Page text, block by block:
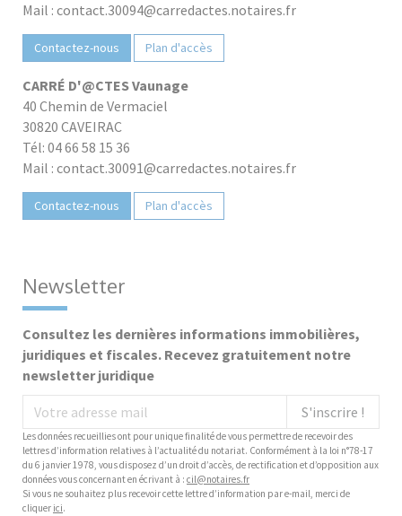
Mail : contact.30094@carredactes.notaires.fr
Contactez-nous Plan d'accès
CARRÉ D'@CTES Vaunage
40 Chemin de Vermaciel
30820 CAVEIRAC
Tél: 04 66 58 15 36
Mail : contact.30091@carredactes.notaires.fr
Contactez-nous Plan d'accès
Newsletter
Consultez les dernières informations immobilières,
juridiques et fiscales. Recevez gratuitement notre
newsletter juridique
S'inscrire !
Les données recueillies ont pour unique finalité de vous permettre de recevoir des
lettres d’information relatives à l’actualité du notariat. Conformément à la loi n°78-17
du 6 janvier 1978, vous disposez d’un droit d’accès, de rectification et d’opposition aux
données vous concernant en écrivant à : cil@notaires.fr
Si vous ne souhaitez plus recevoir cette lettre d’information par e-mail, merci de
cliquer ici.